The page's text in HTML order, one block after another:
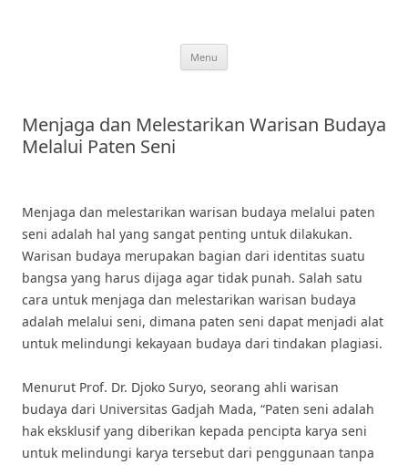
Menu
Menjaga dan Melestarikan Warisan Budaya
Melalui Paten Seni
Menjaga dan melestarikan warisan budaya melalui paten
seni adalah hal yang sangat penting untuk dilakukan.
Warisan budaya merupakan bagian dari identitas suatu
bangsa yang harus dijaga agar tidak punah. Salah satu
cara untuk menjaga dan melestarikan warisan budaya
adalah melalui seni, dimana paten seni dapat menjadi alat
untuk melindungi kekayaan budaya dari tindakan plagiasi.
Menurut Prof. Dr. Djoko Suryo, seorang ahli warisan
budaya dari Universitas Gadjah Mada, “Paten seni adalah
hak eksklusif yang diberikan kepada pencipta karya seni
untuk melindungi karya tersebut dari penggunaan tanpa